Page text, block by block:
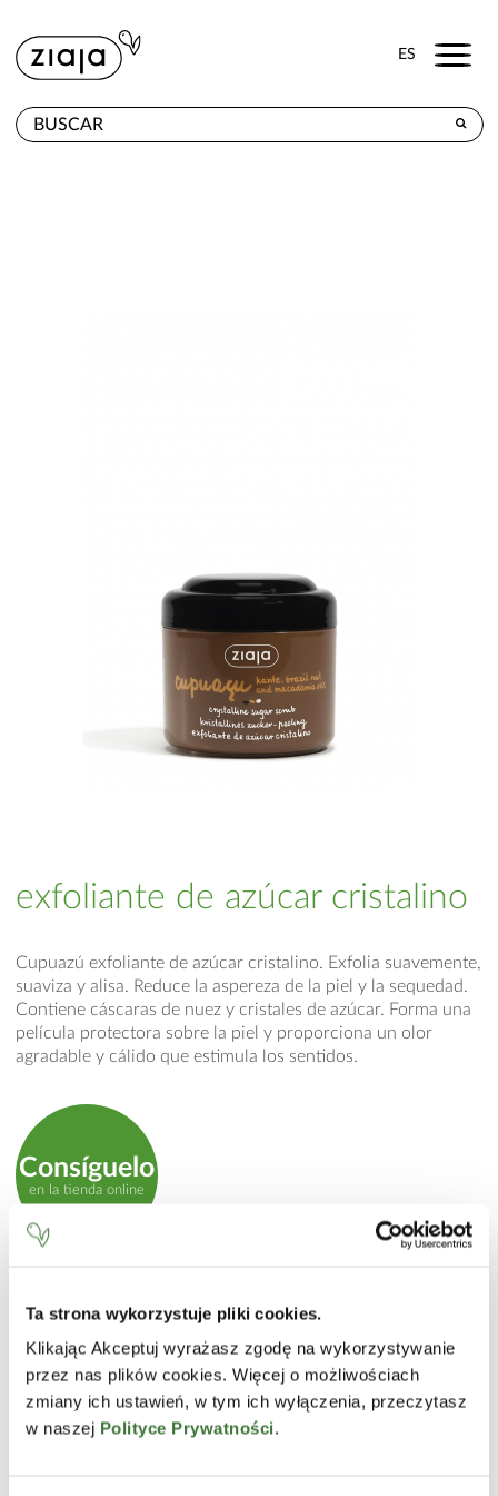
Ta strona wykorzystuje pliki cookies.
Klikając Akceptuj wyrażasz zgodę na wykorzystywanie
przez nas plików cookies. Więcej o możliwościach
zmiany ich ustawień, w tym ich wyłączenia, przeczytasz
w naszej Polityce Prywatności.
ES Menu
exfoliante de azúcar cristalino
Cupuazú exfoliante de azúcar cristalino. Exfolia suavemente,
suaviza y alisa. Reduce la aspereza de la piel y la sequedad.
Contiene cáscaras de nuez y cristales de azúcar. Forma una
película protectora sobre la piel y proporciona un olor
agradable y cálido que estimula los sentidos.
Consíguelo
en la tienda online
Aplicar sobre la piel húmeda. Masajear con movimientos
circulares y enjuagar. Apto para uso diario.
INCI
Sucrose, Paraffinum Liquidum (Mineral Oil), Cera